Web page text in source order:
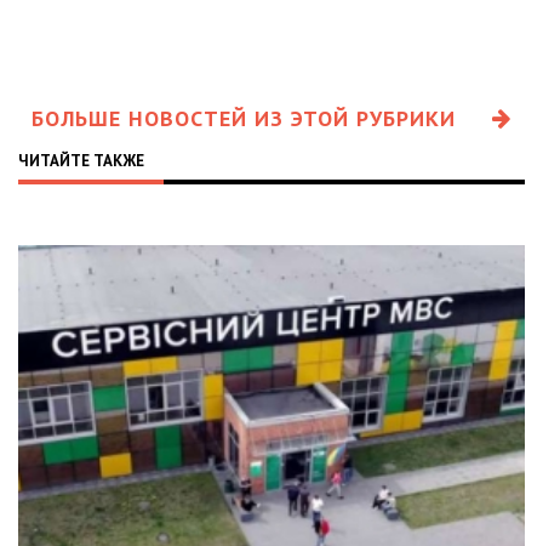
БОЛЬШЕ НОВОСТЕЙ ИЗ ЭТОЙ РУБРИКИ
ЧИТАЙТЕ ТАКЖЕ